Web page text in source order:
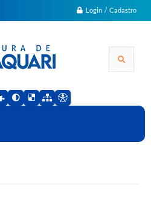
Login / Cadastro